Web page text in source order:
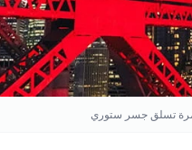
تسلق جسر ستوري